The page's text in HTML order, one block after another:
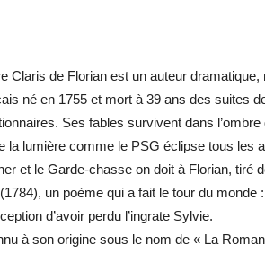
Claris de Florian est un auteur dramatique,
né en 1755 et mort à 39 ans des suites
Ses fables survivent dans
la lumière comme le PSG éclipse tous les
et le Garde-chasse on doit à Florian, tiré
un poème qui a fait le tour du monde
d’avoir perdu l’ingrate Sylvie.
à son origine sous le nom de « La